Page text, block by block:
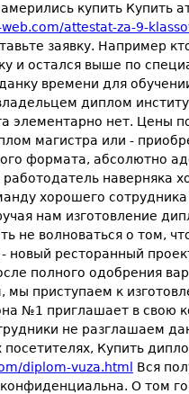
купить Купить
attestat-za-9-
заявку. Например
и остался выше по
времени для
диплом
элементарно нет. Цены
магистра или -
формата, абсолютно
наверняка
хорошего
нам изготовление
не волноваться о том,
новый ресторанный
полного одобрения
мы приступаем к
№1 приглашает в свою
не разглашаем
Купить
diplom-vuza.html
Вся
О том